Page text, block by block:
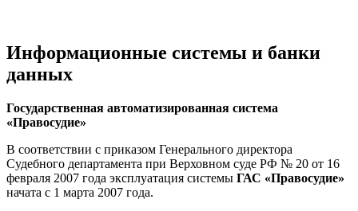
Информационные системы и банки
данных
Государственная автоматизированная система
«Правосудие»
В соответствии с приказом Генерального директора
Судебного департамента при Верховном суде РФ № 20 от 16
февраля 2007 года эксплуатация системы ГАС «Правосудие»
начата с 1 марта 2007 года.